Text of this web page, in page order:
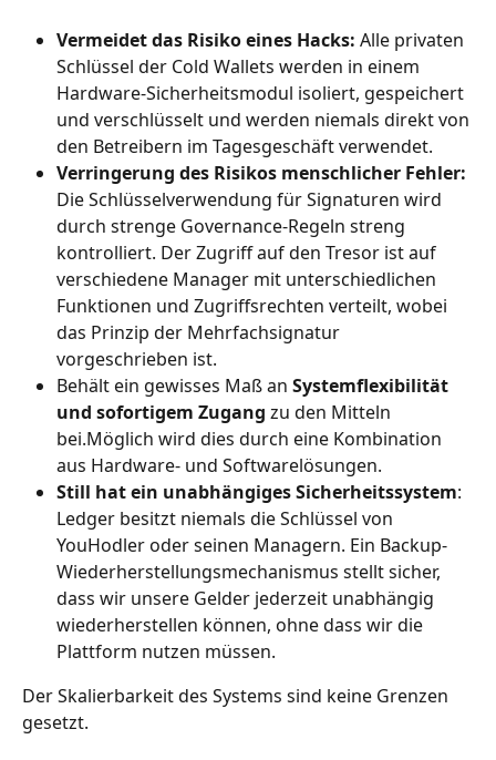
Vermeidet das Risiko eines Hacks: Alle privaten
Schlüssel der Cold Wallets werden in einem
Hardware-Sicherheitsmodul isoliert, gespeichert
und verschlüsselt und werden niemals direkt von
den Betreibern im Tagesgeschäft verwendet.
Verringerung des Risikos menschlicher Fehler:
Die Schlüsselverwendung für Signaturen wird
durch strenge Governance-Regeln streng
kontrolliert. Der Zugriff auf den Tresor ist auf
verschiedene Manager mit unterschiedlichen
Funktionen und Zugriffsrechten verteilt, wobei
das Prinzip der Mehrfachsignatur
vorgeschrieben ist.
Behält ein gewisses Maß an Systemflexibilität
und sofortigem Zugang zu den Mitteln
bei.Möglich wird dies durch eine Kombination
aus Hardware- und Softwarelösungen.
Still hat ein unabhängiges Sicherheitssystem:
Ledger besitzt niemals die Schlüssel von
YouHodler oder seinen Managern. Ein Backup-
Wiederherstellungsmechanismus stellt sicher,
dass wir unsere Gelder jederzeit unabhängig
wiederherstellen können, ohne dass wir die
Plattform nutzen müssen.
Der Skalierbarkeit des Systems sind keine Grenzen
gesetzt.